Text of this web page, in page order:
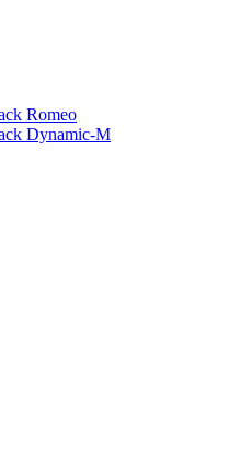
Romeo
Dynamic-M